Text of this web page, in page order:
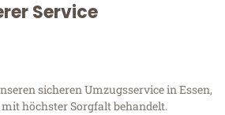
Service
sicheren Umzugsservice in Essen,
höchster Sorgfalt behandelt.